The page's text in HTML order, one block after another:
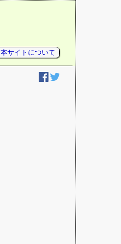
本サイトについて